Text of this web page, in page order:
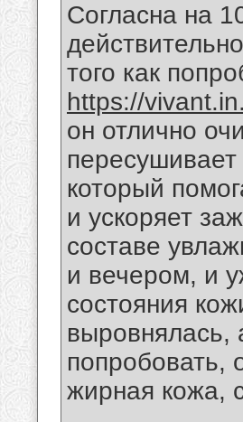
Согласна на
того как
https://
он отлично
который
и ускоряет
составе
и вечером, и
состояния
выровнялась,
попробовать,
жирная кожа,